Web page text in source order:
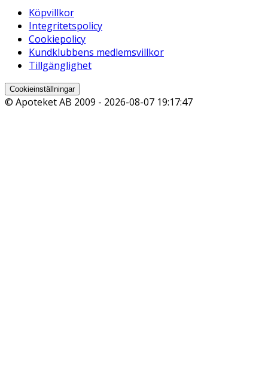
Köpvillkor
Integritetspolicy
Cookiepolicy
Kundklubbens medlemsvillkor
Tillgänglighet
Cookieinställningar
© Apoteket AB 2009 - 2026-08-07 19:17:47